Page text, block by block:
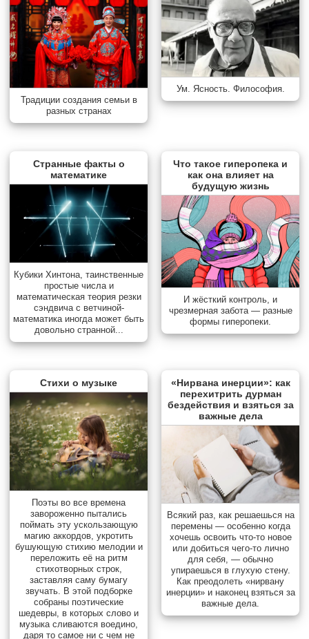
Традиции создания семьи в
разных странах
Ум. Ясность. Философия.
Странные факты о
математике
Кубики Хинтона, таинственные
простые числа и
математическая теория резки
сэндвича с ветчиной-
математика иногда может быть
довольно странной...
Что такое гиперопека и
как она влияет на
будущую жизнь
И жёсткий контроль, и
чрезмерная забота — разные
формы гиперопеки.
Стихи о музыке
Поэты во все времена
завороженно пытались
поймать эту ускользающую
магию аккордов, укротить
бушующую стихию мелодии и
переложить её на ритм
стихотворных строк,
заставляя саму бумагу
звучать. В этой подборке
собраны поэтические
шедевры, в которых слово и
музыка сливаются воедино,
даря то самое ни с чем не
«Нирвана инерции»: как
перехитрить дурман
бездействия и взяться за
важные дела
Всякий раз, как решаешься на
перемены — особенно когда
хочешь освоить что-то новое
или добиться чего-то лично
для себя, — обычно
упираешься в глухую стену.
Как преодолеть «нирвану
инерции» и наконец взяться за
важные дела.